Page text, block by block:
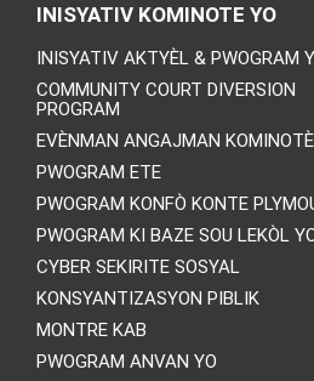
INISYATIV KOMINOTE YO
INISYATIV AKTYÈL & PWOGRAM
COMMUNITY COURT DIVERSION
PROGRAM
EVÈNMAN ANGAJMAN KOMINOTÈ
PWOGRAM ETE
PWOGRAM KONFÒ KONTE
PWOGRAM KI BAZE SOU LEKÒL
CYBER SEKIRITE SOSYAL
KONSYANTIZASYON PIBLIK
MONTRE KAB
PWOGRAM ANVAN YO